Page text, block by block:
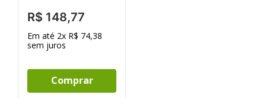
R$ 148,77
Em até 2x R$ 74,38
sem juros
Comprar